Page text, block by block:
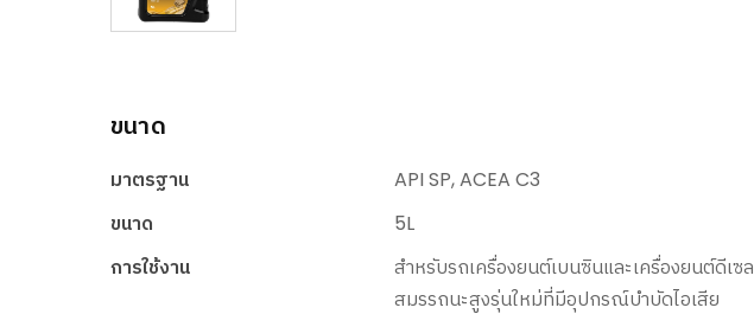
ขนาด
มาตรฐาน
API SP, ACEA C3
ขนาด
5L
การใช้งาน
สำหรับรถเครื่องยนต์เบนซินและเครื่องยนต์ดีเซล
สมรรถนะสูงรุ่นใหม่ที่มีอุปกรณ์บำบัดไอเสีย